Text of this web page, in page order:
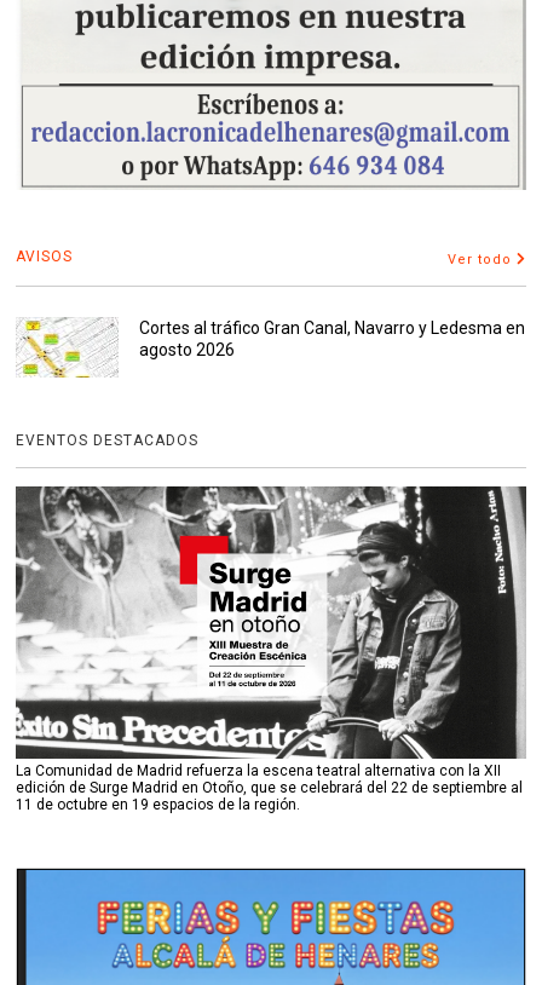
AVISOS Ver todo
Cortes al tráfico Gran Canal, Navarro y Ledesma en
agosto 2026
EVENTOS DESTACADOS
La Comunidad de Madrid refuerza la escena teatral alternativa con la XII
edición de Surge Madrid en Otoño, que se celebrará del 22 de septiembre al
11 de octubre en 19 espacios de la región.